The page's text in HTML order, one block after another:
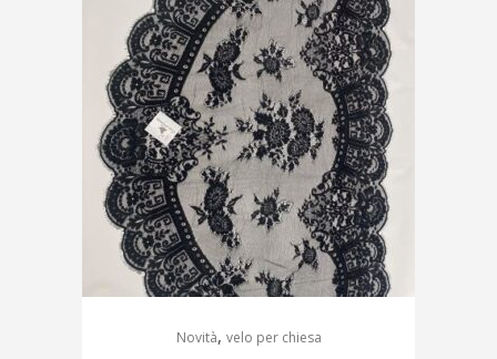
Novità, velo per chiesa